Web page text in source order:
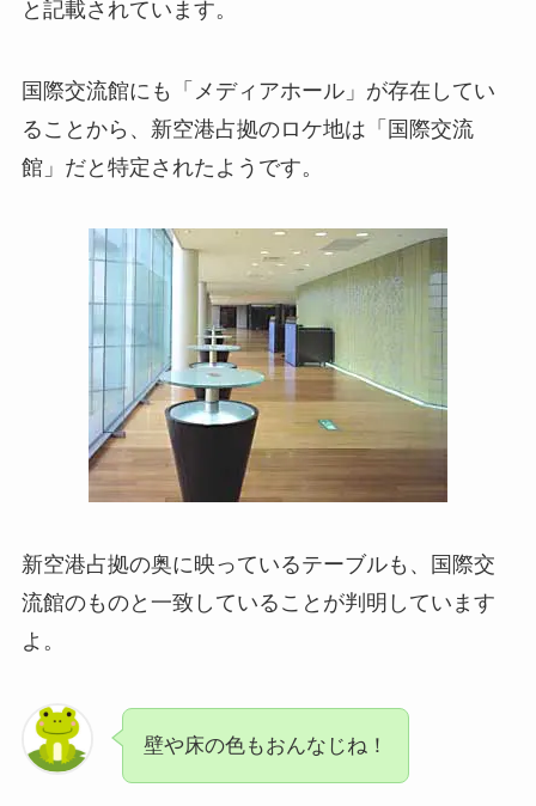
と記載されています。
国際交流館にも「メディアホール」が存在してい
ることから、新空港占拠のロケ地は「国際交流
館」だと特定されたようです。
新空港占拠の奥に映っているテーブルも、国際交
流館のものと一致していることが判明しています
よ。
壁や床の色もおんなじね！